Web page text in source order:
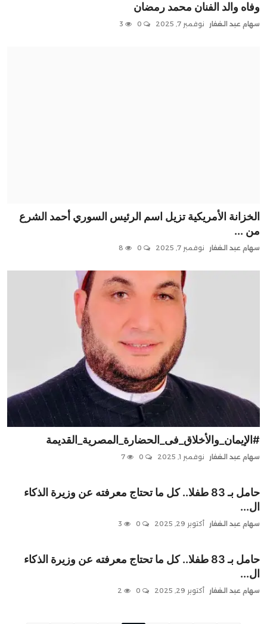
وفاه والد الفنان محمد رمضان
سهام عبد الغفار نوفمبر 7, 2025
الخزانة الأمريكية تزيل اسم الرئيس السوري أحمد الشرع
من ...
سهام عبد الغفار نوفمبر 7, 2025
#الإيمان_والأخلاق_فى_الحضارة_المصرية_القديمة
سهام عبد الغفار نوفمبر 1, 2025
حامل بـ 83 طفلا.. كل ما تحتاج معرفته عن وزيرة الذكاء
ال...
سهام عبد الغفار أكتوبر 29, 2025
حامل بـ 83 طفلا.. كل ما تحتاج معرفته عن وزيرة الذكاء
ال...
سهام عبد الغفار أكتوبر 29, 2025